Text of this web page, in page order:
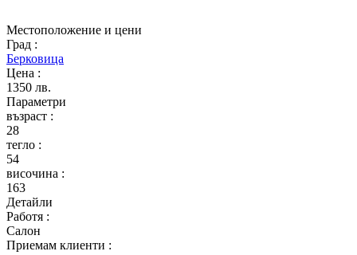
Местоположение и цени
Град :
Берковица
Цена :
1350 лв.
Параметри
възраст :
28
тегло :
54
височина :
163
Детайли
Работя :
Салон
Приемам клиенти :